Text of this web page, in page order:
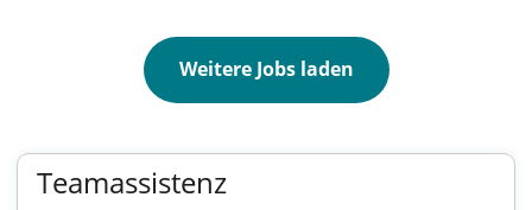
Weitere Jobs laden
Teamassistenz